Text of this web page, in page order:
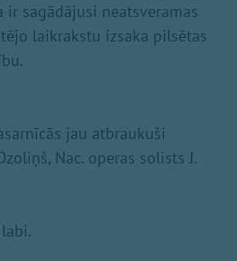
ir sagādājusi neatsveramas
laikrakstu izsaka pilsētas
jau atbraukuši
Nac. operas solists J.